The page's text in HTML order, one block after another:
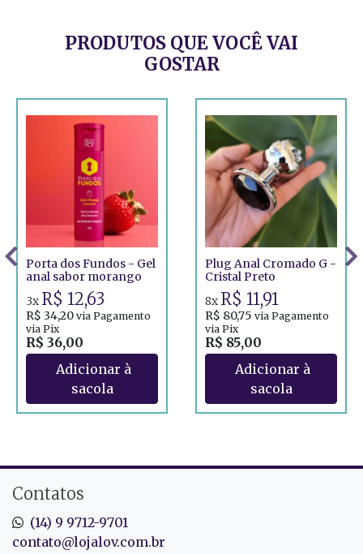
PRODUTOS QUE VOCÊ VAI
GOSTAR
Porta dos Fundos - Gel
anal sabor morango
R$ 36,00
3x R$ 12,63
R$ 34,20 via Pagamento
via Pix
Plug Anal Cromado G -
Cristal Preto
R$ 85,00
8x R$ 11,91
R$ 80,75 via Pagamento
via Pix
Contatos
(14) 9 9712-9701
contato@lojalov.com.br